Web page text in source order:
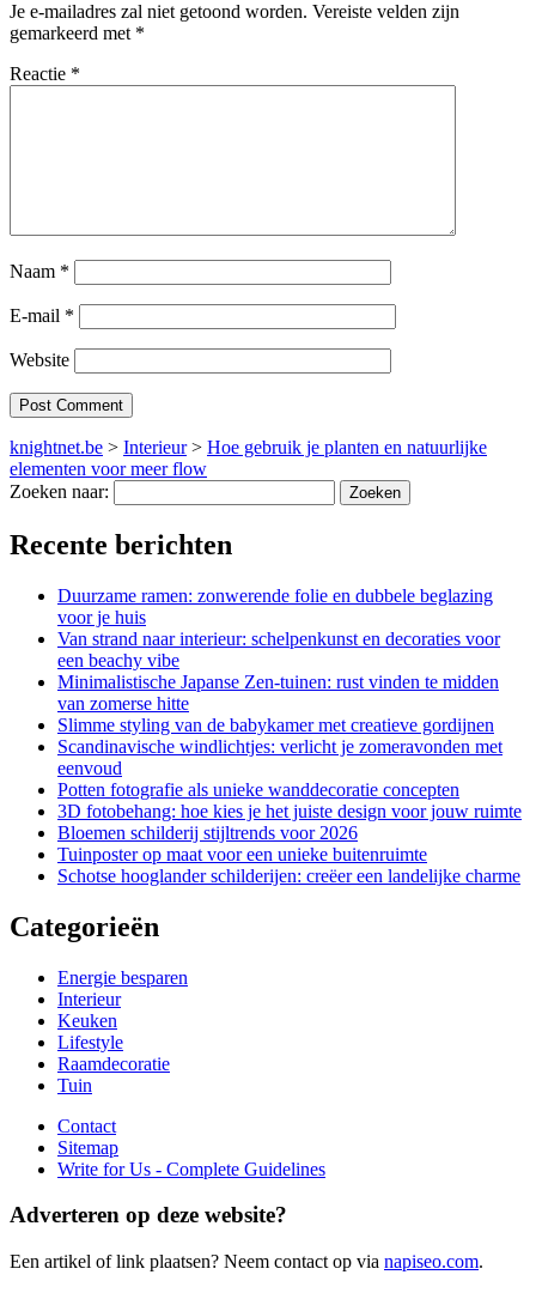
Je e-mailadres zal niet getoond worden. Vereiste velden zijn
gemarkeerd met *
Reactie *
Naam *
E-mail *
Website
knightnet.be > Interieur> Hoe gebruik je planten en natuurlijke
elementen voor meer flow
Zoeken naar:
Recente berichten
Duurzame ramen: zonwerende folie en dubbele beglazing
voor je huis
Van strand naar interieur: schelpenkunst en decoraties voor
een beachy vibe
Minimalistische Japanse Zen-tuinen: rust vinden te midden
van zomerse hitte
Slimme styling van de babykamer met creatieve gordijnen
Scandinavische windlichtjes: verlicht je zomeravonden met
eenvoud
Potten fotografie als unieke wanddecoratie concepten
3D fotobehang: hoe kies je het juiste design voor jouw ruimte
Bloemen schilderij stijltrends voor 2026
Tuinposter op maat voor een unieke buitenruimte
Schotse hooglander schilderijen: creëer een landelijke charme
Categorieën
Energie besparen
Interieur
Keuken
Lifestyle
Raamdecoratie
Tuin
Contact
Sitemap
Write for Us - Complete Guidelines
Adverteren op deze website?
Een artikel of link plaatsen? Neem contact op via napiseo.com.